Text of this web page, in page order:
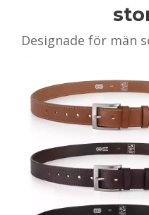
Designade för män